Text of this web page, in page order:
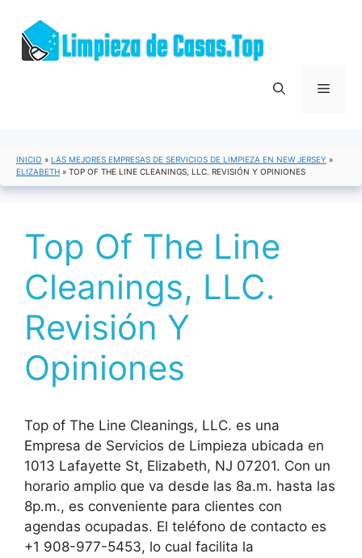
contenido
Menú
INICIO » LAS MEJORES EMPRESAS DE SERVICIOS DE LIMPIEZA EN NEW JERSEY »
ELIZABETH » TOP OF THE LINE CLEANINGS, LLC. REVISIÓN Y OPINIONES
Top Of The Line
Cleanings, LLC.
Revisión Y
Opiniones
Top of The Line Cleanings, LLC. es una
Empresa de Servicios de Limpieza ubicada en
1013 Lafayette St, Elizabeth, NJ 07201. Con un
horario amplio que va desde las 8a.m. hasta las
8p.m., es conveniente para clientes con
agendas ocupadas. El teléfono de contacto es
+1 908-977-5453, lo cual facilita la